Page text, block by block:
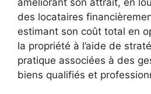
des locataires
estimant son coût total en
la propriété à l’aide de
pratique associées à des
biens qualifiés et